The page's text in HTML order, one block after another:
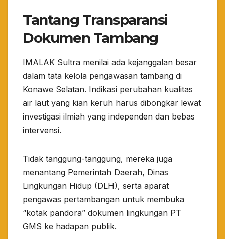
Tantang Transparansi
Dokumen Tambang
​IMALAK Sultra menilai ada kejanggalan besar
dalam tata kelola pengawasan tambang di
Konawe Selatan. Indikasi perubahan kualitas
air laut yang kian keruh harus dibongkar lewat
investigasi ilmiah yang independen dan bebas
intervensi.
​Tidak tanggung-tanggung, mereka juga
menantang Pemerintah Daerah, Dinas
Lingkungan Hidup (DLH), serta aparat
pengawas pertambangan untuk membuka
“kotak pandora” dokumen lingkungan PT
GMS ke hadapan publik.